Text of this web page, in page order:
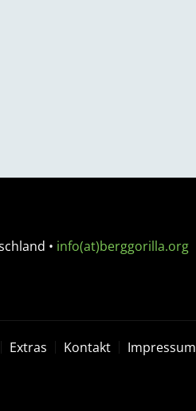
• info(at)berggorilla.org
Extras Kontakt Impressum